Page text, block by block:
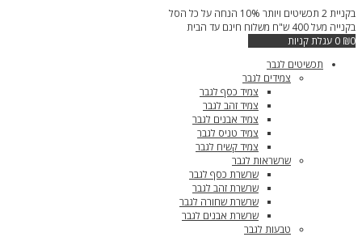
דילוג
לתוכן
בקניית 2 תכשיטים ויותר 10% הנחה על כל הסל
בקנייה מעל 400 ש"ח משלוח חינם עד הבית
₪0
0 עגלת קניות
תכשיטים לגבר
צמידים לגבר
צמיד כסף לגבר
צמיד זהב לגבר
צמיד אבנים לגבר
צמיד טניס לגבר
צמיד קשיח לגבר
שרשראות לגבר
שרשרת כסף לגבר
שרשרת זהב לגבר
שרשרת שחורה לגבר
שרשרת אבנים לגבר
טבעות לגבר